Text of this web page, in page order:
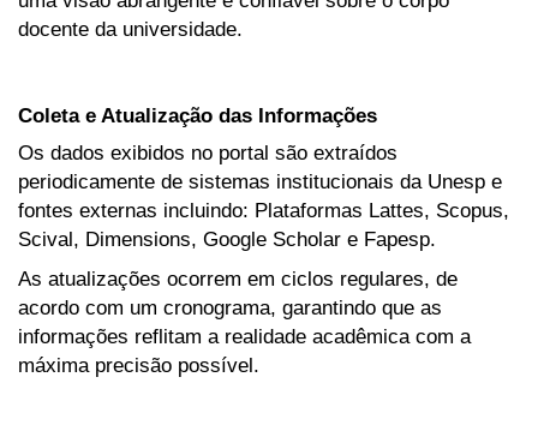
docente da universidade.
Coleta e Atualização das Informações
Os dados exibidos no portal são extraídos
periodicamente de sistemas institucionais da Unesp e
fontes externas incluindo: Plataformas Lattes, Scopus,
Scival, Dimensions, Google Scholar e Fapesp.
As atualizações ocorrem em ciclos regulares, de
acordo com um cronograma, garantindo que as
informações reflitam a realidade acadêmica com a
máxima precisão possível.